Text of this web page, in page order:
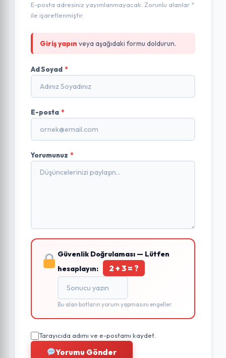
E-posta adresiniz yayımlanmayacak. Zorunlu alanlar *
ile işaretlenmiştir.
Giriş yapın veya aşağıdaki formu doldurun.
Ad Soyad *
E-posta *
Yorumunuz *
Güvenlik Doğrulaması — Lütfen
hesaplayın:
2 + 3 = ?
Bu alan botların yorum yapmasını engeller.
Tarayıcıda adımı ve e-postamı kaydet.
Yorumu Gönder